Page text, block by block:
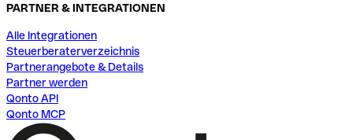
PARTNER & INTEGRATIONEN
Alle Integrationen
Steuerberaterverzeichnis
Partnerangebote & Details
Partner werden
Qonto API
Qonto MCP